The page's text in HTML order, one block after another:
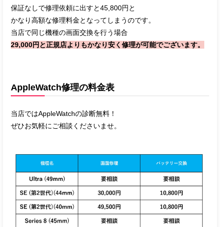
保証なしで修理依頼に出すと45,800円と
かなり高額な修理料金となってしまうのです。
当店で同じ機種の画面交換を行う場合
29,000円と正規店よりもかなり安く修理が可能でございます。
AppleWatch修理の料金表
当店ではAppleWatchの診断無料！
ぜひお気軽にご相談くださいませ。